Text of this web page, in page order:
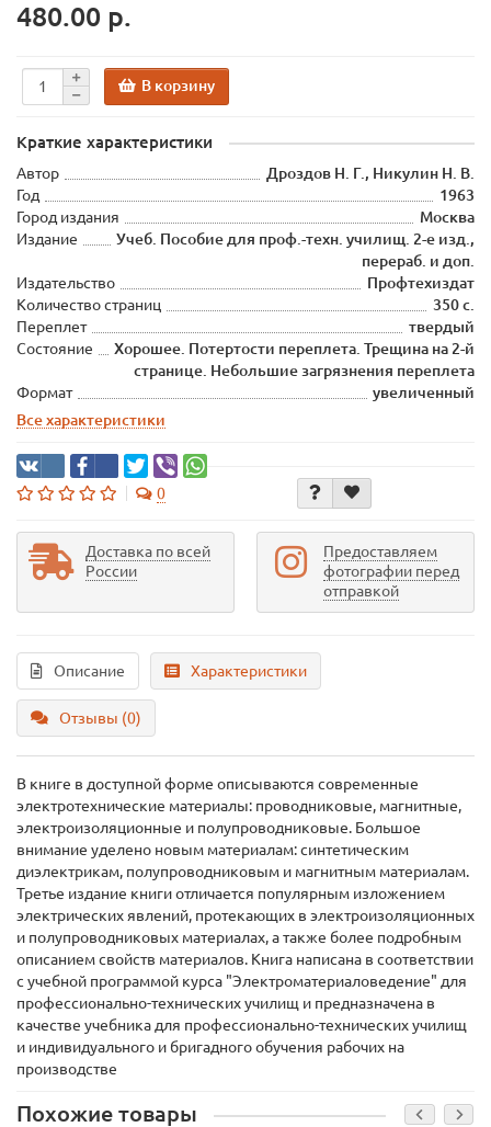
480.00 р.
В корзину
Краткие характеристики
Автор
Дроздов Н. Г., Никулин Н. В.
Год
1963
Город издания
Москва
Издание
Учеб. Пособие для проф.-техн. училищ. 2-е изд.,
перераб. и доп.
Издательство
Профтехиздат
Количество страниц
350 с.
Переплет
твердый
Состояние
Хорошее. Потертости переплета. Трещина на 2-й
странице. Небольшие загрязнения переплета
Формат
увеличенный
Все характеристики
0
Доставка по всей
России
Предоставляем
фотографии перед
отправкой
Описание Характеристики
Отзывы (0)
В книге в доступной форме описываются современные
электротехнические материалы: проводниковые, магнитные,
электроизоляционные и полупроводниковые. Большое
внимание уделено новым материалам: синтетическим
диэлектрикам, полупроводниковым и магнитным материалам.
Третье издание книги отличается популярным изложением
электрических явлений, протекающих в электроизоляционных
и полупроводниковых материалах, а также более подробным
описанием свойств материалов. Книга написана в соответствии
с учебной программой курса "Электроматериаловедение" для
профессионально-технических училищ и предназначена в
качестве учебника для профессионально-технических училищ
и индивидуального и бригадного обучения рабочих на
производстве
Похожие товары